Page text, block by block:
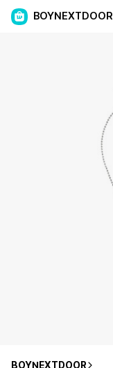
BOYNEXTDOOR
BOYNEXTDOOR